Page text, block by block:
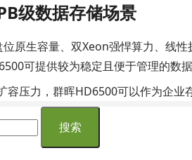
级数据存储场景
原生容量、双Xeon强悍算力、线
可提供较为稳定且便于管理的数据
压力，群晖HD6500可以作为企业
搜索